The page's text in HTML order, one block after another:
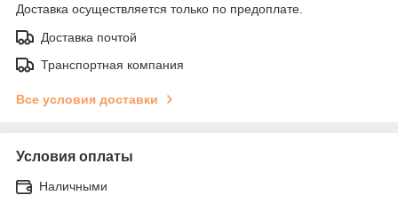
Доставка осуществляется только по предоплате.
Доставка почтой
Транспортная компания
Все условия доставки
Условия оплаты
Наличными